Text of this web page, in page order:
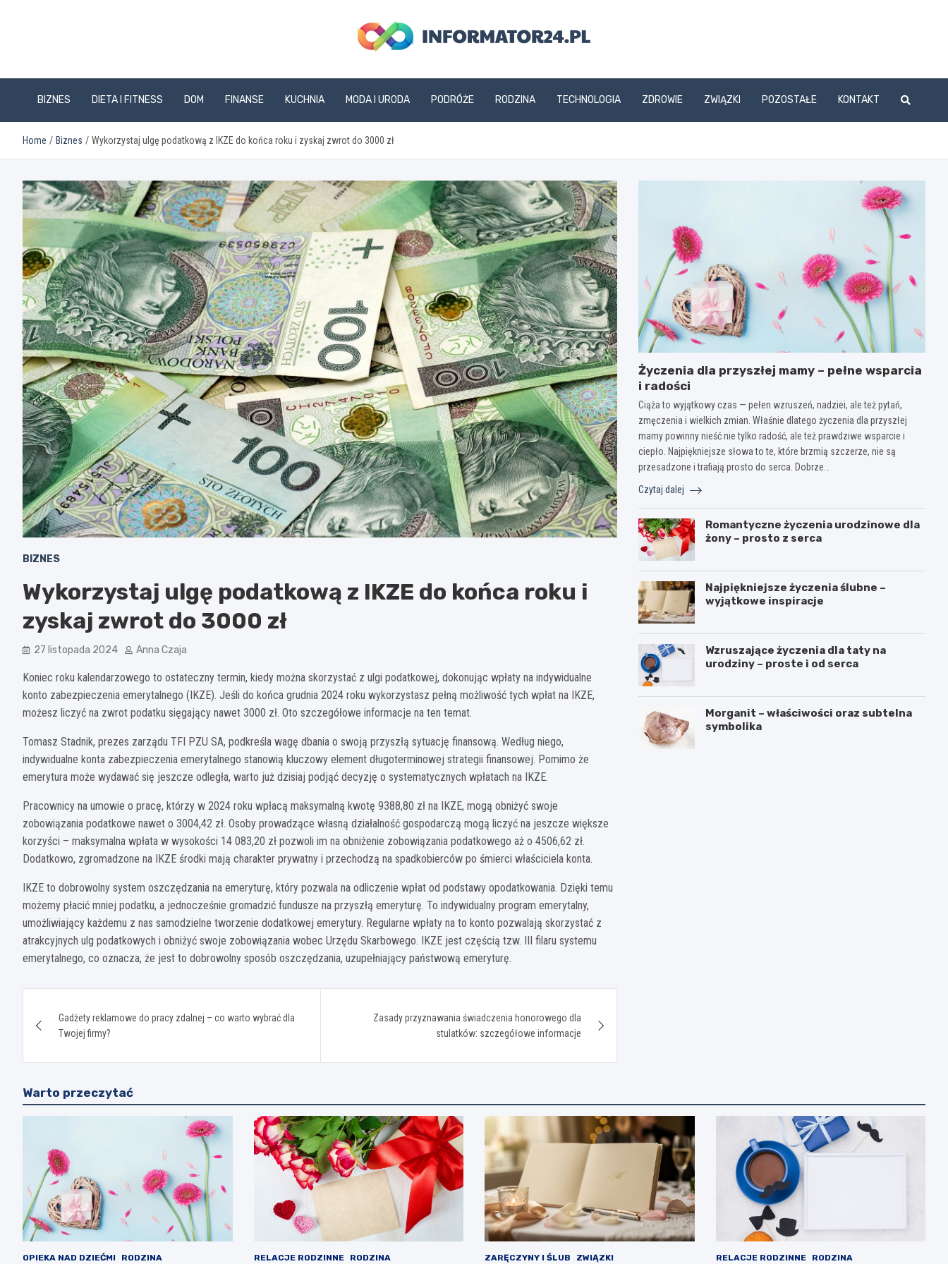
informator24.pl
BIZNES DIETA I FITNESS DOM FINANSE KUCHNIA MODA I URODA PODRÓŻE RODZINA TECHNOLOGIA ZDROWIE ZWIĄZKI POZOSTAŁE KONTAKT
Home Biznes Wykorzystaj ulgę podatkową z IKZE do końca roku i zyskaj zwrot do 3000 zł
BIZNES
Wykorzystaj ulgę podatkową z IKZE do końca roku i
zyskaj zwrot do 3000 zł
27 listopada 2024 Anna Czaja
Koniec roku kalendarzowego to ostateczny termin, kiedy można skorzystać z ulgi podatkowej, dokonując wpłaty na indywidualne
konto zabezpieczenia emerytalnego (IKZE). Jeśli do końca grudnia 2024 roku wykorzystasz pełną możliwość tych wpłat na IKZE,
możesz liczyć na zwrot podatku sięgający nawet 3000 zł. Oto szczegółowe informacje na ten temat.
Tomasz Stadnik, prezes zarządu TFI PZU SA, podkreśla wagę dbania o swoją przyszłą sytuację finansową. Według niego,
indywidualne konta zabezpieczenia emerytalnego stanowią kluczowy element długoterminowej strategii finansowej. Pomimo że
emerytura może wydawać się jeszcze odległa, warto już dzisiaj podjąć decyzję o systematycznych wpłatach na IKZE.
Pracownicy na umowie o pracę, którzy w 2024 roku wpłacą maksymalną kwotę 9388,80 zł na IKZE, mogą obniżyć swoje
zobowiązania podatkowe nawet o 3004,42 zł. Osoby prowadzące własną działalność gospodarczą mogą liczyć na jeszcze większe
korzyści – maksymalna wpłata w wysokości 14 083,20 zł pozwoli im na obniżenie zobowiązania podatkowego aż o 4506,62 zł.
Dodatkowo, zgromadzone na IKZE środki mają charakter prywatny i przechodzą na spadkobierców po śmierci właściciela konta.
IKZE to dobrowolny system oszczędzania na emeryturę, który pozwala na odliczenie wpłat od podstawy opodatkowania. Dzięki temu
możemy płacić mniej podatku, a jednocześnie gromadzić fundusze na przyszłą emeryturę. To indywidualny program emerytalny,
umożliwiający każdemu z nas samodzielne tworzenie dodatkowej emerytury. Regularne wpłaty na to konto pozwalają skorzystać z
atrakcyjnych ulg podatkowych i obniżyć swoje zobowiązania wobec Urzędu Skarbowego. IKZE jest częścią tzw. III filaru systemu
emerytalnego, co oznacza, że jest to dobrowolny sposób oszczędzania, uzupełniający państwową emeryturę.
wpisu
Gadżety reklamowe do pracy zdalnej – co warto wybrać dla
Twojej firmy?
Zasady przyznawania świadczenia honorowego dla
stulatków: szczegółowe informacje
Życzenia dla przyszłej mamy – pełne wsparcia
i radości
Ciąża to wyjątkowy czas — pełen wzruszeń, nadziei, ale też pytań,
zmęczenia i wielkich zmian. Właśnie dlatego życzenia dla przyszłej
mamy powinny nieść nie tylko radość, ale też prawdziwe wsparcie i
ciepło. Najpiękniejsze słowa to te, które brzmią szczerze, nie są
przesadzone i trafiają prosto do serca. Dobrze…
Czytaj dalej
Romantyczne życzenia urodzinowe dla
żony – prosto z serca
Najpiękniejsze życzenia ślubne –
wyjątkowe inspiracje
Wzruszające życzenia dla taty na
urodziny – proste i od serca
Morganit – właściwości oraz subtelna
symbolika
Warto przeczytać
OPIEKA NAD DZIEĆMI RODZINA RELACJE RODZINNE RODZINA ZARĘCZYNY I ŚLUB ZWIĄZKI RELACJE RODZINNE RODZINA